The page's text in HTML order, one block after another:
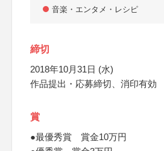
音楽・エンタメ・レシピ
締切
2018年10月31日 (水)
作品提出・応募締切、消印有効
賞
●最優秀賞 賞金10万円